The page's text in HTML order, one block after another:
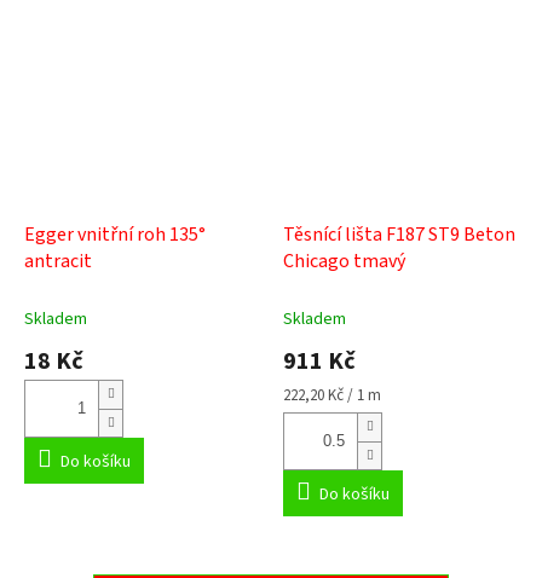
Egger vnitřní roh 135°
antracit
Skladem
18 Kč
Do košíku
Těsnící lišta F187 ST9 Beton
Chicago tmavý
Skladem
911 Kč
Měrná
cena:
222,20 Kč / 1 m
Do košíku